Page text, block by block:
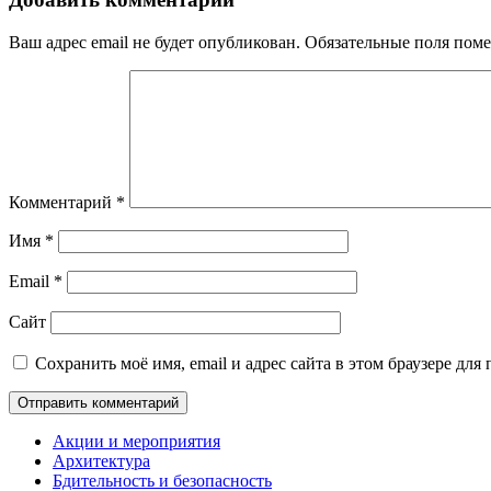
Ваш адрес email не будет опубликован. Обязательные поля
Комментарий *
Имя *
Email *
Сайт
Сохранить моё имя, email и адрес сайта в этом браузере
Акции и мероприятия
Архитектура
Бдительность и безопасность